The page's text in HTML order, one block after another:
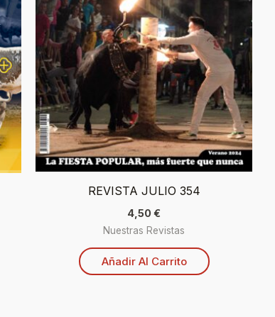
REVISTA JULIO 354
4,50€
Nuestras Revistas
Añadir Al Carrito